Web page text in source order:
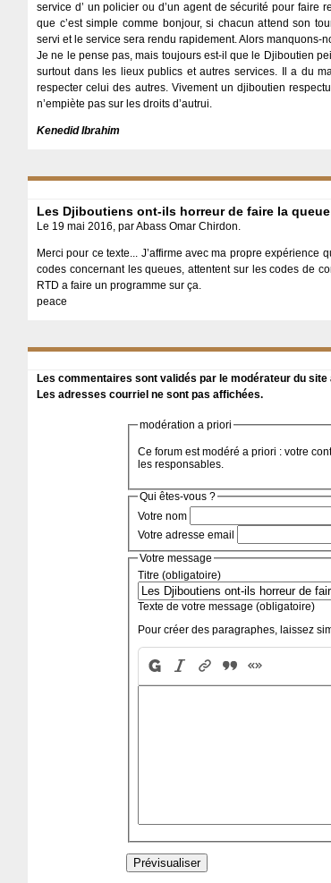
service d’ un policier ou d’un agent de sécurité pour faire
que c’est simple comme bonjour, si chacun attend son
servi et le service sera rendu rapidement. Alors manquons-
Je ne le pense pas, mais toujours est-il que le Djiboutien
surtout dans les lieux publics et autres services. Il a du
respecter celui des autres. Vivement un djiboutien
n’empiète pas sur les droits d’autrui.
Kenedid Ibrahim
Les Djiboutiens ont-ils horreur de faire la
Le 19 mai 2016, par Abass Omar Chirdon.
Merci pour ce texte... J’affirme avec ma propre
codes concernant les queues, attentent sur les codes de
RTD a faire un programme sur ça.
peace
Les commentaires sont validés par le modérateur du
Les adresses courriel ne sont pas affichées.
modération a priori
Ce forum est modéré a priori : votre
les responsables.
Qui êtes-vous ?
Votre nom
Votre adresse email
Votre message
Titre (obligatoire)
Texte de votre message (obligatoire)
Pour créer des paragraphes, laissez